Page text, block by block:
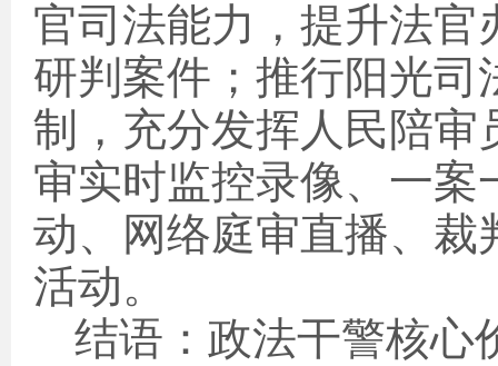
官司法能力，提升法
研判案件；推行阳光
制，充分发挥人民陪审
审实时监控录像、一
动、网络庭审直播、裁
活动。
结语：政法干警核心